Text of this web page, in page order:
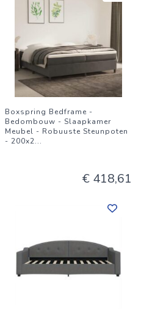
Boxspring Bedframe -
Bedombouw - Slaapkamer
Meubel - Robuuste Steunpoten
- 200x2...
€ 418,61